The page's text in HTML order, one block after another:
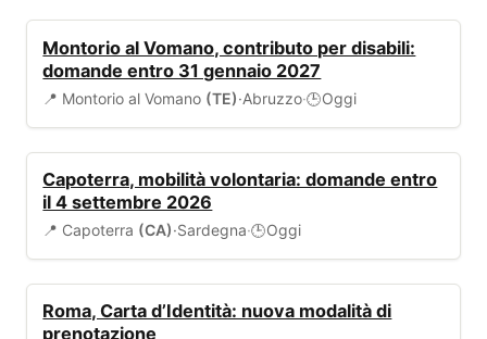
Montorio al Vomano, contributo per disabili:
domande entro 31 gennaio 2027
📍 Montorio al Vomano (TE)·Abruzzo·🕒Oggi
Capoterra, mobilità volontaria: domande entro
il 4 settembre 2026
📍 Capoterra (CA)·Sardegna·🕒Oggi
Roma, Carta d’Identità: nuova modalità di
prenotazione